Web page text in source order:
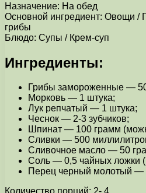
Назначение: На обед
Основной ингредиент: Овощи /
грибы
Блюдо: Супы / Крем-суп
Ингредиенты:
Грибы замороженные —
Морковь — 1 штука;
Лук репчатый — 1 штука;
Чеснок — 2-3 зубчиков;
Шпинат — 100 грамм
Сливки — 500
Сливочное масло — 50
Соль — 0,5 чайных ложки
Перец черный молотый —